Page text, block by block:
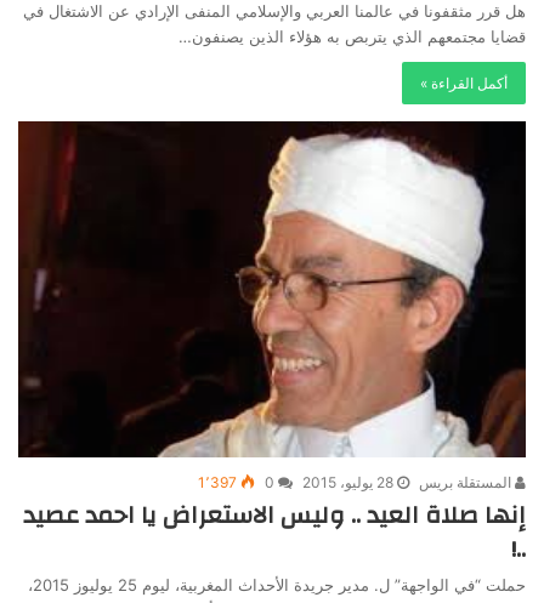
هل قرر مثقفونا في عالمنا العربي والإسلامي المنفى الإرادي عن الاشتغال في
قضايا مجتمعهم الذي يتربص به هؤلاء الذين يصنفون…
أكمل القراءة »
المستقلة بريس 28 يوليو، 2015 0 1٬397
إنها صلاة العيد .. وليس الاستعراض يا احمد عصيد
..!
حملت “في الواجهة” ل. مدير جريدة الأحداث المغربية، ليوم 25 يوليوز 2015،